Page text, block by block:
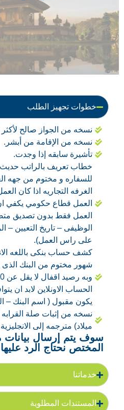
خطوات تجهيز الطلب
نسخه من الجواز صالح لأكثر من 6
نسخه من الإقامة من أبشر.
تأشيرة سابقه إذا وجدت.
خطاب تعريف بالراتب حديث
للسفاره و مختوم من جهه
الغرفه التجاريه اذا كان
العمل قطاع حكومي يكفي
العمل فقط بدون تصديق
الوظيفى – تاريخ التعيين –
على راس العمل).
شهور مختوم من البنك الذى
الحساب الاونلاين لابد ان
يكون مقبول ( اسم البنك –
نسخه من إثبات صلة
ميلاد) مترجمه إلى
سوف يتم إرسال
المختص نحتاج الرد عليها
خدماتنا
المستندات المطلوبة